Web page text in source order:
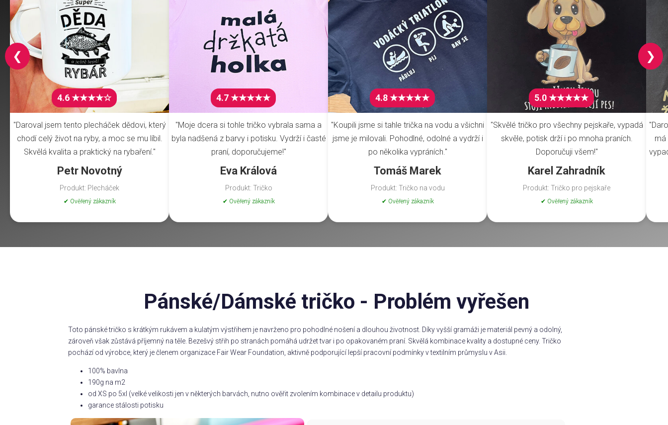
4.6 ★★★★☆
"Daroval jsem tento plecháček dědovi, který
chodí celý život na ryby, a moc se mu líbil.
Skvělá kvalita a praktický na rybaření."
Petr Novotný
Produkt: Plecháček
✔ Ověřený zákazník
4.7 ★★★★★
"Moje dcera si tohle tričko vybrala sama a
byla nadšená z barvy i potisku. Vydrží i časté
praní, doporučujeme!"
Eva Králová
Produkt: Tričko
✔ Ověřený zákazník
4.8 ★★★★★
"Koupili jsme si tahle trička na vodu a všichni
jsme je milovali. Pohodlné, odolné a vydrží i
po několika vypráních."
Tomáš Marek
Produkt: Tričko na vodu
✔ Ověřený zákazník
5.0 ★★★★★
"Skvělé tričko pro všechny pejskaře, vypadá
skvěle, potisk drží i po mnoha praních.
Doporučuji všem!"
Karel Zahradník
Produkt: Tričko pro pejskaře
✔ Ověřený zákazník
má
❮ ❯
Pánské/Dámské tričko - Problém vyřešen
Toto pánské tričko s krátkým rukávem a kulatým výstřihem je navrženo pro pohodlné nošení a dlouhou životnost. Díky vyšší gramáži je materiál pevný a odolný,
zároveň však zůstává příjemný na těle. Bezešvý střih po stranách pomáhá udržet tvar i po opakovaném praní. Skvělá kombinace kvality a dostupné ceny. Tričko
pochází od výrobce, který je členem organizace Fair Wear Foundation, aktivně podporující lepší pracovní podmínky v textilním průmyslu v Asii.
100% bavlna
190g na m2
od XS po 5xl (velké velikosti jen v některých barvách, nutno ověřit zvolením kombinace v detailu produktu)
garance stálosti potisku